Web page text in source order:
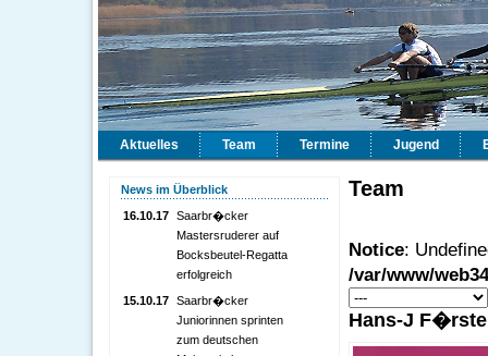
Aktuelles Team Termine Jugend
News im Überblick
16.10.17 Saarbr�cker
Mastersruderer auf
Bocksbeutel-Regatta
erfolgreich
15.10.17 Saarbr�cker
Juniorinnen sprinten
zum deutschen
Team
Notice:
/var/www/
Hans-J